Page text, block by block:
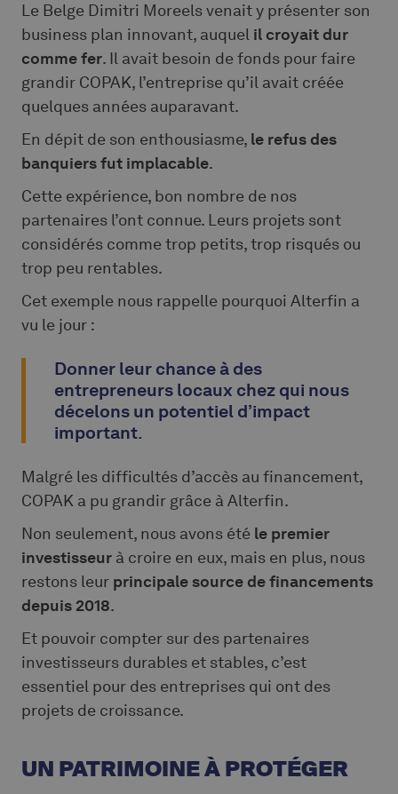
Le Belge Dimitri Moreels venait y présenter son
business plan innovant, auquel il croyait dur
comme fer. Il avait besoin de fonds pour faire
grandir COPAK, l’entreprise qu’il avait créée
quelques années auparavant.
En dépit de son enthousiasme, le refus des
banquiers fut implacable.
Cette expérience, bon nombre de nos
partenaires l’ont connue. Leurs projets sont
considérés comme trop petits, trop risqués ou
trop peu rentables.
Cet exemple nous rappelle pourquoi Alterfin a
vu le jour :
Donner leur chance à des
entrepreneurs locaux chez qui nous
décelons un potentiel d’impact
important.
Malgré les difficultés d’accès au financement,
COPAK a pu grandir grâce à Alterfin.
Non seulement, nous avons été le premier
investisseur à croire en eux, mais en plus, nous
restons leur principale source de financements
depuis 2018.
Et pouvoir compter sur des partenaires
investisseurs durables et stables, c’est
essentiel pour des entreprises qui ont des
projets de croissance.
UN PATRIMOINE À PROTÉGER